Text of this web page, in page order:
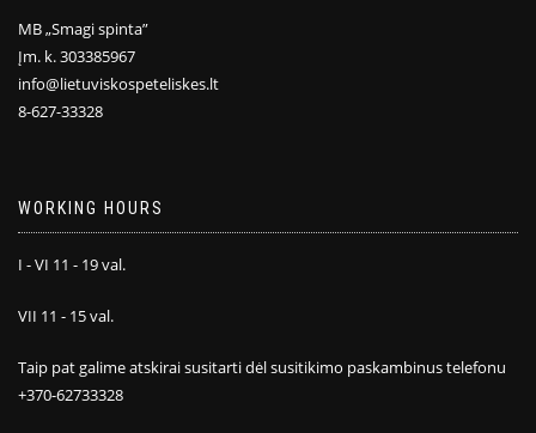
MB „Smagi spinta”
Įm. k. 303385967
info@lietuviskospeteliskes.lt
8-627-33328
WORKING HOURS
I - VI 11 - 19 val.
VII 11 - 15 val.
Taip pat galime atskirai susitarti dėl susitikimo paskambinus telefonu
+370-62733328